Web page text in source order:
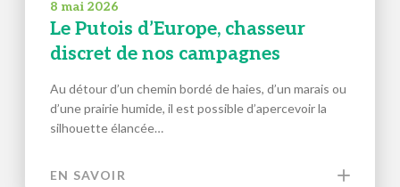
8 mai 2026
Le Putois d’Europe, chasseur
discret de nos campagnes
Au détour d’un chemin bordé de haies, d’un marais ou
d’une prairie humide, il est possible d’apercevoir la
silhouette élancée…
EN SAVOIR